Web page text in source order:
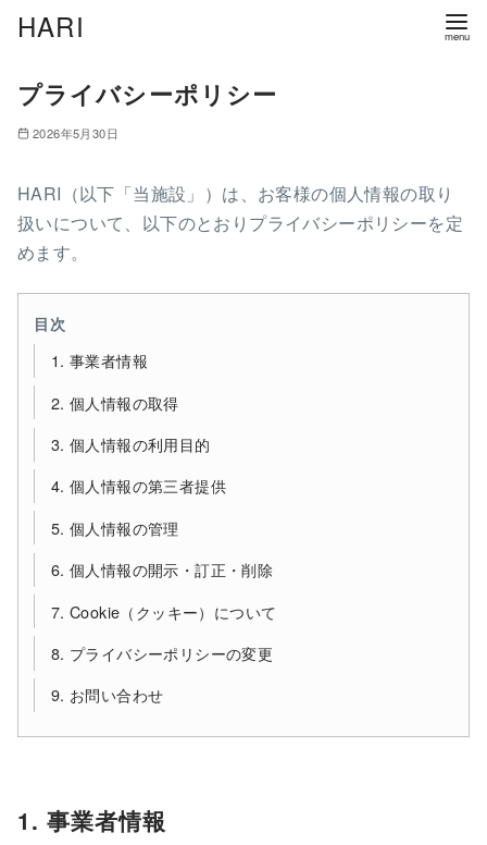
HARI
プライバシーポリシー
2026年5月30日
HARI（以下「当施設」）は、お客様の個人情報の取り
扱いについて、以下のとおりプライバシーポリシーを定
めます。
目次
1. 事業者情報
2. 個人情報の取得
3. 個人情報の利用目的
4. 個人情報の第三者提供
5. 個人情報の管理
6. 個人情報の開示・訂正・削除
7. Cookie（クッキー）について
8. プライバシーポリシーの変更
9. お問い合わせ
1. 事業者情報